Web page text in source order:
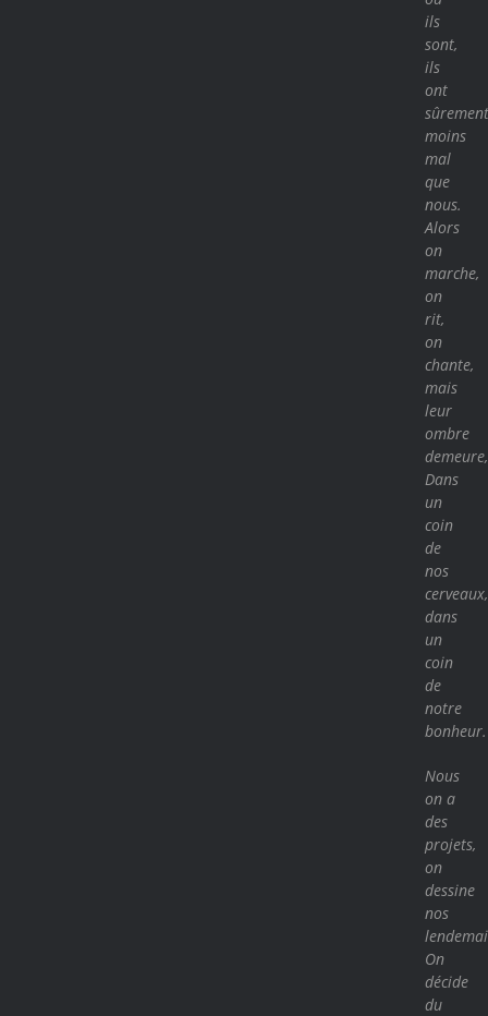
ils
sont,
ils
ont
sûrement
moins
mal
que
nous.
Alors
on
marche,
on
rit,
on
chante,
mais
leur
ombre
demeure,
Dans
un
coin
de
nos
cerveaux,
dans
un
coin
de
notre
bonheur.
Nous
on a
des
projets,
on
dessine
nos
On
décide
du